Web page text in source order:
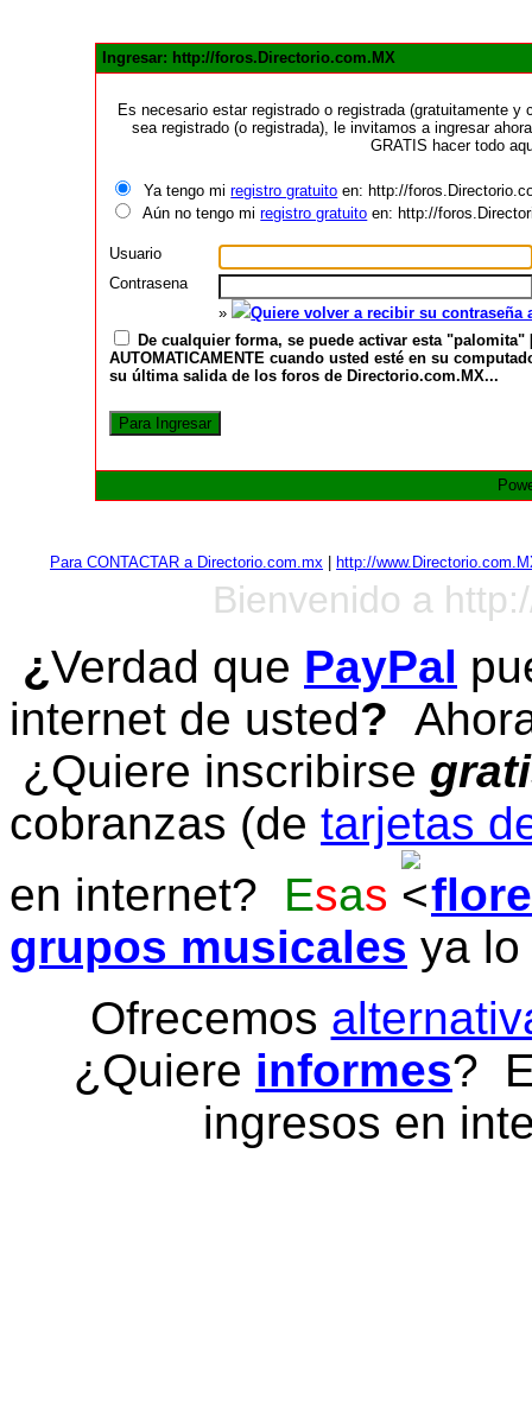
Ingresar: http://foros.Directorio.com.MX
Es necesario estar registrado o registrada (gratuitamente
sea registrado (o registrada), le invitamos a ingresar
GRATIS hacer todo
Ya tengo miregistro gratuito en: http://
Aún no tengo miregistro gratuito en: http://
Usuario
Contrasena
»
Quiere volver a recibir su
De cualquier forma, se puede activar esta
AUTOMATICAMENTE cuando usted esté en su
su última salida de los foros de Directorio.com.MX...
Para CONTACTAR a Directorio.com.mx http://
Bienvenido a
¿Verdad que PayPal
internet de usted?
¿Quiere inscribirse
cobranzas (de tarjetas
en internet? Esas
grupos musicales ya
Ofrecemos
¿Quiere informes?
ingresos en